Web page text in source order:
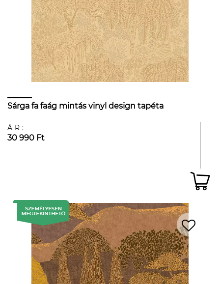
Sárga fa faág mintás vinyl design tapéta
ÁR:
30 990 Ft